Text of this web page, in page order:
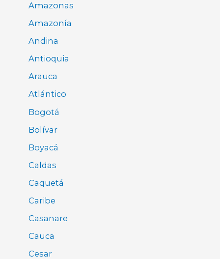
Amazonas
Amazonía
Andina
Antioquia
Arauca
Atlántico
Bogotá
Bolívar
Boyacá
Caldas
Caquetá
Caribe
Casanare
Cauca
Cesar